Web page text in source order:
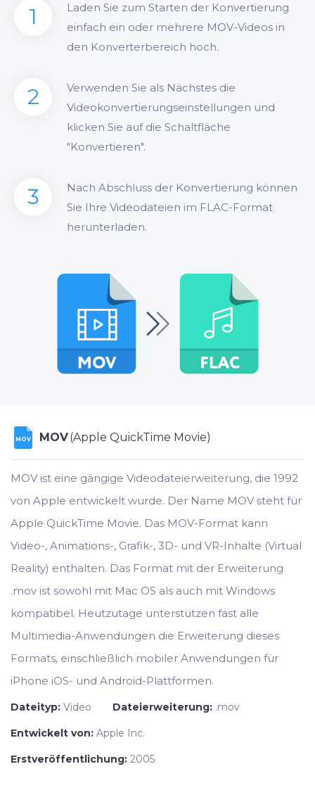
1
Laden Sie zum Starten der Konvertierung
einfach ein oder mehrere MOV-Videos in
den Konverterbereich hoch.
2
Verwenden Sie als Nächstes die
Videokonvertierungseinstellungen und
klicken Sie auf die Schaltfläche
"Konvertieren".
3
Nach Abschluss der Konvertierung können
Sie Ihre Videodateien im FLAC-Format
herunterladen.
MOV MOV(Apple QuickTime Movie)
MOV ist eine gängige Videodateierweiterung, die 1992
von Apple entwickelt wurde. Der Name MOV steht für
Apple QuickTime Movie. Das MOV-Format kann
Video-, Animations-, Grafik-, 3D- und VR-Inhalte (Virtual
Reality) enthalten. Das Format mit der Erweiterung
.mov ist sowohl mit Mac OS als auch mit Windows
kompatibel. Heutzutage unterstützen fast alle
Multimedia-Anwendungen die Erweiterung dieses
Formats, einschließlich mobiler Anwendungen für
iPhone iOS- und Android-Plattformen.
Dateityp: Video Dateierweiterung: .mov
Entwickelt von: Apple Inc.
Erstveröffentlichung: 2005